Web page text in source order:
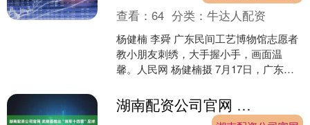
查看：64 分类：牛达人配资
杨健楠 李舜 广东民间工艺博物馆志愿者
教小朋友刺绣，大手握小手，画面温
馨。人民网 杨健楠摄 7月17日，广东民
活动，吸引中....
湖南配资公司官网 武陵酒推出“湘军十四营”足球文化定制酒 十四城文脉绘入琥珀瓶身